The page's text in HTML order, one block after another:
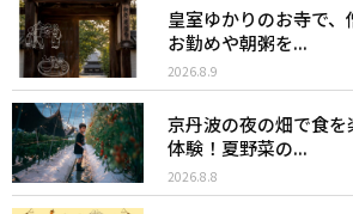
皇室ゆかりのお寺で
お勤めや朝粥を...
2026.8.9
京丹波の夜の畑で食
体験！夏野菜の...
2026.8.8